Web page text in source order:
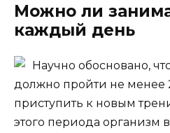
Можно ли
каждый день
Научно обосновано,
должно пройти не менее
приступить к новым
этого периода организм